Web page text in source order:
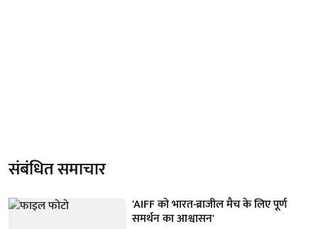
संबंधित समाचार
'AIFF को भारत-ब्राजील मैच के लिए पूर्ण
समर्थन का आश्वासन'